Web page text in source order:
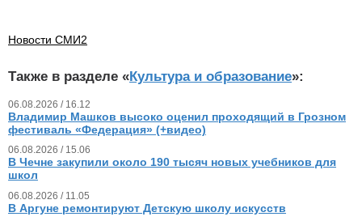
Новости СМИ2
Также в разделе «Культура и образование»:
06.08.2026 / 16.12
Владимир Машков высоко оценил проходящий в Грозном
фестиваль «Федерация» (+видео)
06.08.2026 / 15.06
В Чечне закупили около 190 тысяч новых учебников для
школ
06.08.2026 / 11.05
В Аргуне ремонтируют Детскую школу искусств